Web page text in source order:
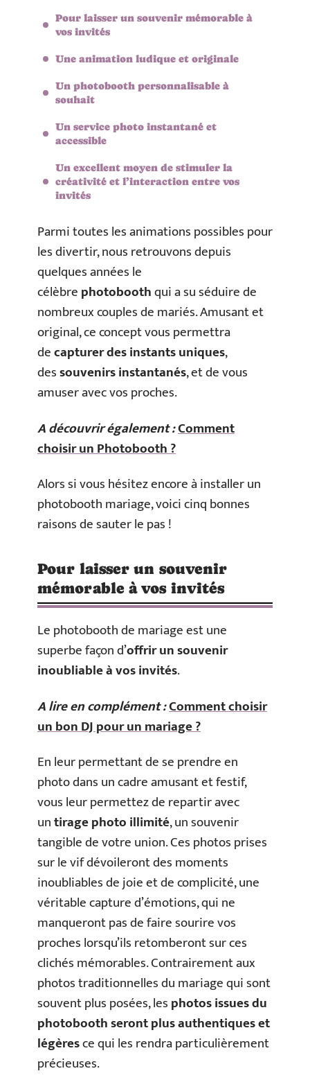
Pour laisser un souvenir mémorable à
vos invités
Une animation ludique et originale
Un photobooth personnalisable à
souhait
Un service photo instantané et
accessible
Un excellent moyen de stimuler la
créativité et l’interaction entre vos
invités
Parmi toutes les animations possibles pour
les divertir, nous retrouvons depuis
quelques années le
célèbrephotoboothqui a su séduire de
nombreux couples de mariés. Amusant et
original, ce concept vous permettra
decapturer des instants uniques,
dessouvenirs instantanés, et de vous
amuser avec vos proches.
A découvrir également :Comment
choisir un Photobooth ?
Alors si vous hésitez encore à installer un
photobooth mariage, voici cinq bonnes
raisons de sauter le pas !
Pour laisser un souvenir
mémorable à vos invités
Le photobooth de mariage est une
superbe façon d’offrir un souvenir
inoubliable à vos invités.
A lire en complément :Comment choisir
un bon DJ pour un mariage ?
En leur permettant de se prendre en
photo dans un cadre amusant et festif,
vous leur permettez de repartir avec
untirage photo illimité, un souvenir
tangible de votre union. Ces photos prises
sur le vif dévoileront des moments
inoubliables de joie et de complicité, une
véritable capture d’émotions, qui ne
manqueront pas de faire sourire vos
proches lorsqu’ils retomberont sur ces
clichés mémorables. Contrairement aux
photos traditionnelles du mariage qui sont
souvent plus posées, lesphotos issues du
photobooth seront plus authentiques et
légèresce qui les rendra particulièrement
précieuses.